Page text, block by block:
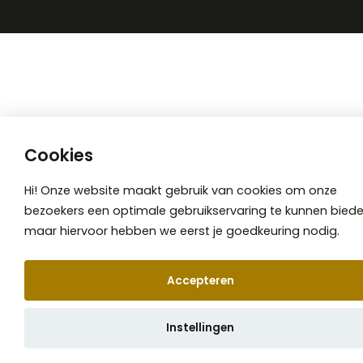
Cookies
Hi! Onze website maakt gebruik van cookies om onze
bezoekers een optimale gebruikservaring te kunnen
maar hiervoor hebben we eerst je goedkeuring nodig.
Accepteren
Instellingen